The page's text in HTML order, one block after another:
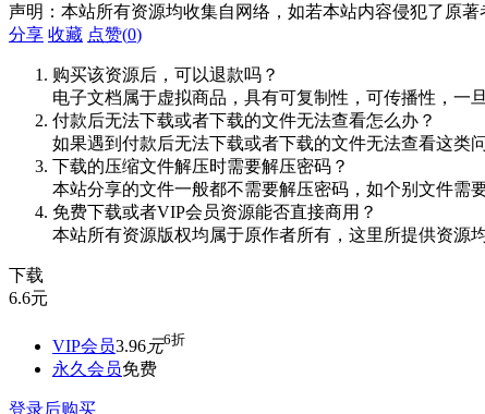
声明：本站所有资源均收集自网络，如若本站内容侵犯了原著
分享 收藏 点赞(0)
购买该资源后，可以退款吗？
电子文档属于虚拟商品，具有可复制性，可传播性，一
付款后无法下载或者下载的文件无法查看怎么办？
如果遇到付款后无法下载或者下载的文件无法查看这类
下载的压缩文件解压时需要解压密码？
本站分享的文件一般都不需要解压密码，如个别文件需
免费下载或者VIP会员资源能否直接商用？
本站所有资源版权均属于原作者所有，这里所提供资源
下载
6.6元
VIP会员3.96元6折
永久会员免费
登录后购买